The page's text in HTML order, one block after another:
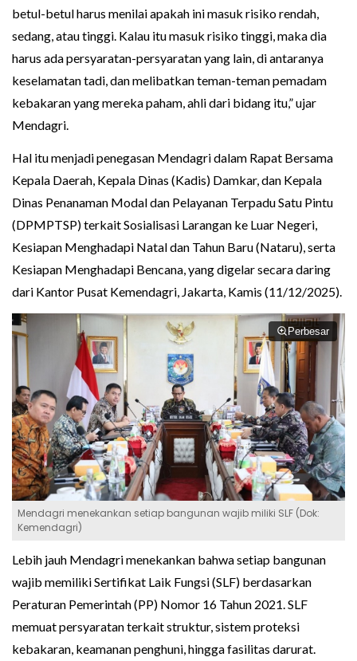
betul-betul harus menilai apakah ini masuk risiko rendah,
sedang, atau tinggi. Kalau itu masuk risiko tinggi, maka dia
harus ada persyaratan-persyaratan yang lain, di antaranya
keselamatan tadi, dan melibatkan teman-teman pemadam
kebakaran yang mereka paham, ahli dari bidang itu,” ujar
Mendagri.
Hal itu menjadi penegasan Mendagri dalam Rapat Bersama
Kepala Daerah, Kepala Dinas (Kadis) Damkar, dan Kepala
Dinas Penanaman Modal dan Pelayanan Terpadu Satu Pintu
(DPMPTSP) terkait Sosialisasi Larangan ke Luar Negeri,
Kesiapan Menghadapi Natal dan Tahun Baru (Nataru), serta
Kesiapan Menghadapi Bencana, yang digelar secara daring
dari Kantor Pusat Kemendagri, Jakarta, Kamis (11/12/2025).
Perbesar
Mendagri menekankan setiap bangunan wajib miliki SLF (Dok:
Kemendagri)
Lebih jauh Mendagri menekankan bahwa setiap bangunan
wajib memiliki Sertifikat Laik Fungsi (SLF) berdasarkan
Peraturan Pemerintah (PP) Nomor 16 Tahun 2021. SLF
memuat persyaratan terkait struktur, sistem proteksi
kebakaran, keamanan penghuni, hingga fasilitas darurat.